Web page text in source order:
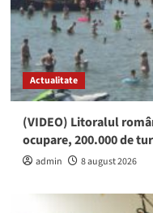
Actualitate
(VIDEO) Litoralul
ocupare, 200.000 de
admin 8 august 2026